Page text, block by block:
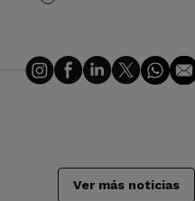
Ver más noticias